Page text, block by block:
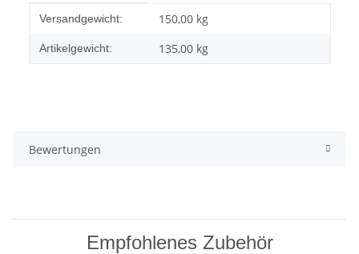
Produkteigenschaft
Wert
Versandgewicht: 150,00 kg
Artikelgewicht: 135,00 kg
Bewertungen
Empfohlenes Zubehör